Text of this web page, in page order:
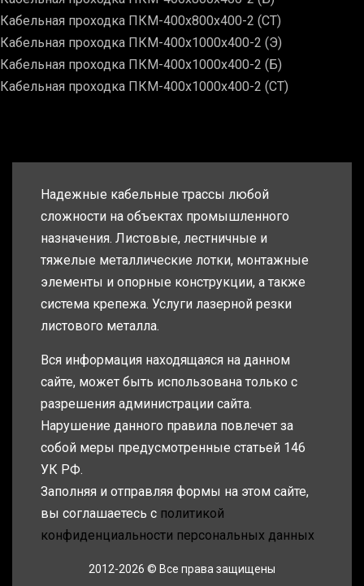
Кабельная проходка ПКМ-400х800х400-2 (СТ)
Кабельная проходка ПКМ-400х1000х400-2 (Э)
Кабельная проходка ПКМ-400х1000х400-2 (Б)
Кабельная проходка ПКМ-400х1000х400-2 (СТ)
Надежные кабельные трассы любой
сложности на объектах промышленного
назначения. Листовые, лестничные и
тяжелые металлические лотки, монтажные
элементы и опорные конструкции, а также
система крепежа. Услуги лазерной резки
листового металла.
Вся информация находящаяся на данном
сайте, может быть использована только с
разрешения администрации сайта.
Нарушение данного правила повлечет за
собой меры предусмотренные статьей 146
УК РФ.
Заполняя и отправляя формы на этом сайте,
вы соглашаетесь с политикой
конфиденциальности персональных данных
2012-2026 © Все права защищены